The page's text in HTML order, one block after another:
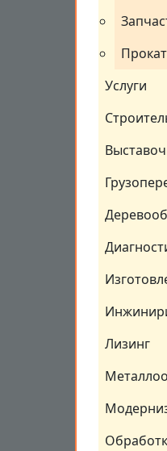
Услуги
Лизинг